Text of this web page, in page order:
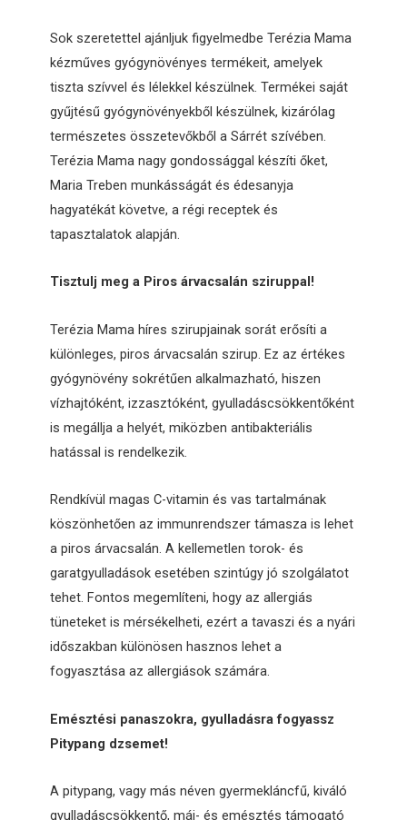
Sok szeretettel ajánljuk figyelmedbe Terézia Mama
kézműves gyógynövényes termékeit, amelyek
tiszta szívvel és lélekkel készülnek. Termékei saját
gyűjtésű gyógynövényekből készülnek, kizárólag
természetes összetevőkből a Sárrét szívében.
Terézia Mama nagy gondossággal készíti őket,
Maria Treben munkásságát és édesanyja
hagyatékát követve, a régi receptek és
tapasztalatok alapján.
Tisztulj meg a Piros árvacsalán sziruppal!
Terézia Mama híres szirupjainak sorát erősíti a
különleges, piros árvacsalán szirup. Ez az értékes
gyógynövény sokrétűen alkalmazható, hiszen
vízhajtóként, izzasztóként, gyulladáscsökkentőként
is megállja a helyét, miközben antibakteriális
hatással is rendelkezik.
Rendkívül magas C-vitamin és vas tartalmának
köszönhetően az immunrendszer támasza is lehet
a piros árvacsalán. A kellemetlen torok- és
garatgyulladások esetében szintúgy jó szolgálatot
tehet. Fontos megemlíteni, hogy az allergiás
tüneteket is mérsékelheti, ezért a tavaszi és a nyári
időszakban különösen hasznos lehet a
fogyasztása az allergiások számára.
Emésztési panaszokra, gyulladásra fogyassz
Pitypang dzsemet!
A pitypang, vagy más néven gyermekláncfű, kiváló
gyulladáscsökkentő, máj- és emésztés támogató